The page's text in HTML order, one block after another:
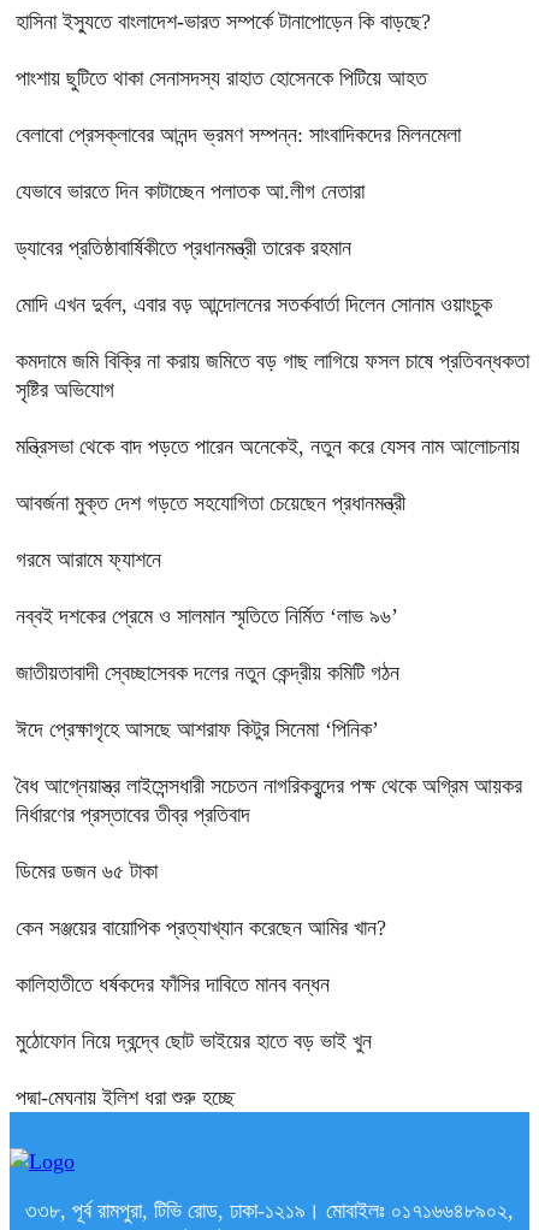
হাসিনা ইস্যুতে বাংলাদেশ-ভারত সম্পর্কে টানাপোড়েন কি বাড়ছে?
পাংশায় ছুটিতে থাকা সেনাসদস্য রাহাত হোসেনকে পিটিয়ে আহত
বেলাবো প্রেসক্লাবের আনন্দ ভ্রমণ সম্পন্ন: সাংবাদিকদের মিলনমেলা
যেভাবে ভারতে দিন কাটাচ্ছেন পলাতক আ.লীগ নেতারা
ড্যাবের প্রতিষ্ঠাবার্ষিকীতে প্রধানমন্ত্রী তারেক রহমান
মোদি এখন দুর্বল, এবার বড় আন্দোলনের সতর্কবার্তা দিলেন সোনাম ওয়াংচুক
কমদামে জমি বিক্রি না করায় জমিতে বড় গাছ লাগিয়ে ফসল চাষে প্রতিবন্ধকতা
সৃষ্টির অভিযোগ
মন্ত্রিসভা থেকে বাদ পড়তে পারেন অনেকেই, নতুন করে যেসব নাম আলোচনায়
আবর্জনা মুক্ত দেশ গড়তে সহযোগিতা চেয়েছেন প্রধানমন্ত্রী
গরমে আরামে ফ্যাশনে
নব্বই দশকের প্রেমে ও সালমান স্মৃতিতে নির্মিত ‘লাভ ৯৬’
জাতীয়তাবাদী স্বেচ্ছাসেবক দলের নতুন কেন্দ্রীয় কমিটি গঠন
ঈদে প্রেক্ষাগৃহে আসছে আশরাফ কিটুর সিনেমা ‘পিনিক’
বৈধ আগ্নেয়াস্ত্র লাইসেন্সধারী সচেতন নাগরিকবৃন্দের পক্ষ থেকে অগ্রিম আয়কর
নির্ধারণের প্রস্তাবের তীব্র প্রতিবাদ
ডিমের ডজন ৬৫ টাকা
কেন সঞ্জয়ের বায়োপিক প্রত্যাখ্যান করেছেন আমির খান?
কালিহাতীতে ধর্ষকদের ফাঁসির দাবিতে মানব বন্ধন
মুঠোফোন নিয়ে দ্বন্দ্বে ছোট ভাইয়ের হাতে বড় ভাই খুন
পদ্মা-মেঘনায় ইলিশ ধরা শুরু হচ্ছে
৩৩৮, পূর্ব রামপুরা, টিভি রোড, ঢাকা-১২১৯। মোবাইলঃ ০১৭১৬৬৪৮৯০২,